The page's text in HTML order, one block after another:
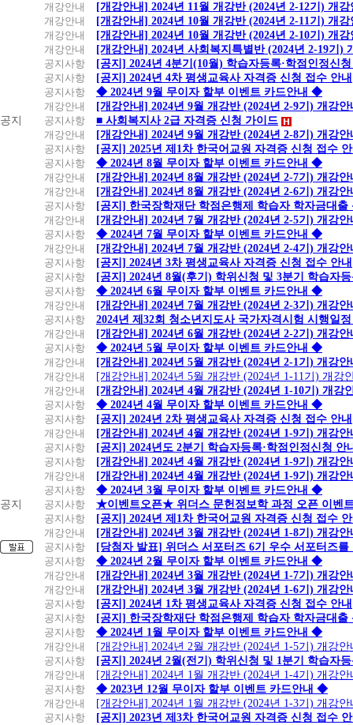
개강안내
[개강안내] 2024년 11월 개강반 (2024년 2-12기) 개강
개강안내
[개강안내] 2024년 10월 개강반 (2024년 2-11기) 개강
개강안내
[개강안내] 2024년 10월 개강반 (2024년 2-10기) 개강
개강안내
[개강안내] 2024년 사회복지특별반 (2024년 2-19기)
공지사항
[공지] 2024년 4분기(10월) 학습자등록·학점인정신
공지사항
[공지] 2024년 4차 평생교육사 자격증 신청 접수 안내
공지사항
◆ 2024년 9월 무이자 할부 이벤트 카드안내 ◆
개강안내
[개강안내] 2024년 9월 개강반 (2024년 2-9기) 개강안
공지
공지사항
■ 사회복지사 2급 자격증 신청 가이드
개강안내
[개강안내] 2024년 9월 개강반 (2024년 2-8기) 개강안
공지사항
[공지] 2025년 제1차 한국어교원 자격증 신청 접수
공지사항
◆ 2024년 8월 무이자 할부 이벤트 카드안내 ◆
개강안내
[개강안내] 2024년 8월 개강반 (2024년 2-7기) 개강안
개강안내
[개강안내] 2024년 8월 개강반 (2024년 2-6기) 개강안
공지사항
[공지] 한국장학재단 학점은행제 학습자 학자금대출
개강안내
[개강안내] 2024년 7월 개강반 (2024년 2-5기) 개강안
공지사항
◆ 2024년 7월 무이자 할부 이벤트 카드안내 ◆
개강안내
[개강안내] 2024년 7월 개강반 (2024년 2-4기) 개강안
공지사항
[공지] 2024년 3차 평생교육사 자격증 신청 접수 안내
공지사항
[공지] 2024년 8월(후기) 학위신청 및 3분기 학습자
공지사항
◆ 2024년 6월 무이자 할부 이벤트 카드안내 ◆
개강안내
[개강안내] 2024년 7월 개강반 (2024년 2-3기) 개강안
공지사항
2024년 제32회 청소년지도사 국가자격시험 시행일
개강안내
[개강안내] 2024년 6월 개강반 (2024년 2-2기) 개강안
공지사항
◆ 2024년 5월 무이자 할부 이벤트 카드안내 ◆
개강안내
[개강안내] 2024년 5월 개강반 (2024년 2-1기) 개강안
개강안내
[개강안내] 2024년 5월 개강반 (2024년 1-11기) 개강
개강안내
[개강안내] 2024년 4월 개강반 (2024년 1-10기) 개강
공지사항
◆ 2024년 4월 무이자 할부 이벤트 카드안내 ◆
공지사항
[공지] 2024년 2차 평생교육사 자격증 신청 접수 안내
개강안내
[개강안내] 2024년 4월 개강반 (2024년 1-9기) 개강안
공지사항
[공지] 2024년도 2분기 학습자등록·학점인정신청 안
공지사항
[개강안내] 2024년 4월 개강반 (2024년 1-9기) 개강안
개강안내
[개강안내] 2024년 4월 개강반 (2024년 1-9기) 개강안
공지사항
◆ 2024년 3월 무이자 할부 이벤트 카드안내 ◆
공지
공지사항
★이벤트오픈★ 위더스 문헌정보학 과정 오픈 이벤
공지사항
[공지] 2024년 제1차 한국어교원 자격증 신청 접수
개강안내
[개강안내] 2024년 3월 개강반 (2024년 1-8기) 개강안
공지사항
[당첨자 발표] 위더스 서포터즈 6기 우수 서포터즈를
공지사항
◆ 2024년 2월 무이자 할부 이벤트 카드안내 ◆
개강안내
[개강안내] 2024년 3월 개강반 (2024년 1-7기) 개강안
개강안내
[개강안내] 2024년 3월 개강반 (2024년 1-6기) 개강안
공지사항
[공지] 2024년 1차 평생교육사 자격증 신청 접수 안내
공지사항
[공지] 한국장학재단 학점은행제 학습자 학자금대출
공지사항
◆ 2024년 1월 무이자 할부 이벤트 카드안내 ◆
개강안내
[개강안내] 2024년 2월 개강반 (2024년 1-5기) 개강안
공지사항
[공지] 2024년 2월(전기) 학위신청 및 1분기 학습자
개강안내
[개강안내] 2024년 1월 개강반 (2024년 1-4기) 개강안
공지사항
◆ 2023년 12월 무이자 할부 이벤트 카드안내 ◆
개강안내
[개강안내] 2024년 1월 개강반 (2024년 1-3기) 개강안
공지사항
[공지] 2023년 제3차 한국어교원 자격증 신청 접수